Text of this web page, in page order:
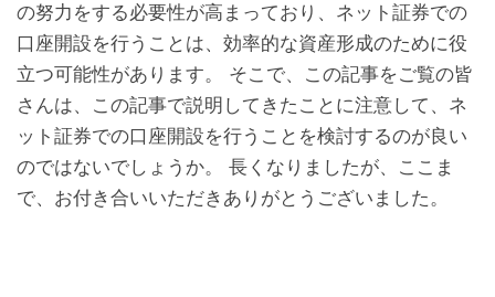
の努力をする必要性が高まっており、ネット証券での
口座開設を行うことは、効率的な資産形成のために役
立つ可能性があります。 そこで、この記事をご覧の皆
さんは、この記事で説明してきたことに注意して、ネ
ット証券での口座開設を行うことを検討するのが良い
のではないでしょうか。 長くなりましたが、ここま
で、お付き合いいただきありがとうございました。